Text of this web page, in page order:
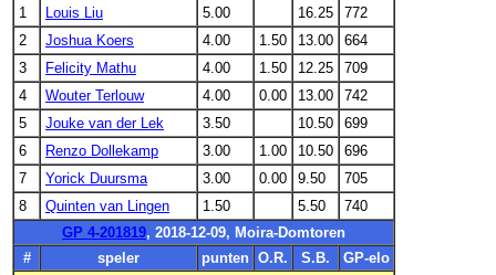
1
Louis Liu 5.00 16.25
772
2
Joshua Koers 4.00 1.50 13.00
664
3
Felicity Mathu 4.00 1.50 12.25
709
4
Wouter Terlouw 4.00 0.00 13.00
742
5
Jouke van der Lek 3.50 10.50
699
6
Renzo Dollekamp 3.00 1.00 10.50
696
7
Yorick Duursma 3.00 0.00 9.50
705
8
Quinten van Lingen 1.50 5.50
740
GP 4-201819, 2018-12-09, Moira-Domtoren
#
speler punten O.R. S.B.
GP-elo